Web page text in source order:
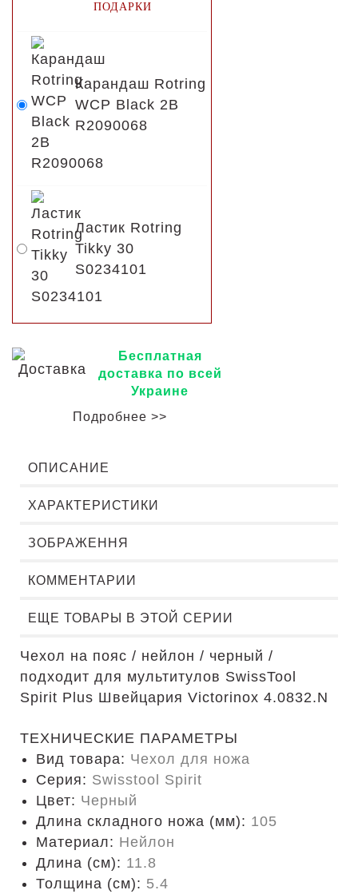
ПОДАРКИ
Карандаш Rotring
WCP Black 2B
R2090068
Ластик Rotring
Tikky 30
S0234101
Бесплатная
доставка по всей
Украине
Подробнее >>
ОПИСАНИЕ
ХАРАКТЕРИСТИКИ
ЗОБРАЖЕННЯ
КОММЕНТАРИИ
ЕЩЕ ТОВАРЫ В ЭТОЙ СЕРИИ
Чехол на пояс / нейлон / черный /
подходит для мультитулов SwissTool
Spirit Plus Швейцария Victorinox 4.0832.N
ТЕХНИЧЕСКИЕ ПАРАМЕТРЫ
Вид товара: Чехол для ножа
Серия: Swisstool Spirit
Цвет: Черный
Длина складного ножа (мм): 105
Материал: Нейлон
Длина (cм): 11.8
Толщина (см): 5.4